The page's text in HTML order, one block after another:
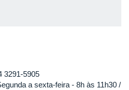
3291-5905
a sexta-feira - 8h às 11h30 /